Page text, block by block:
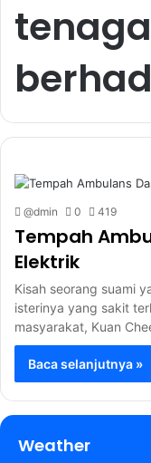
berhad
@dmin 0 419
Tempah
Elektrik
Kisah seorang suami
isterinya yang sakit
masyarakat, Kuan
Baca selanjutnya »
Weather